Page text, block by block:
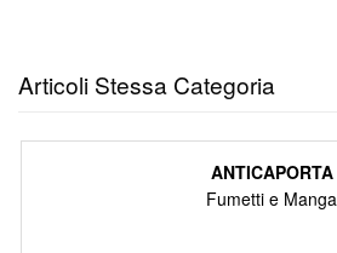
Articoli Stessa Categoria
ANTICAPORTA
Fumetti e Manga